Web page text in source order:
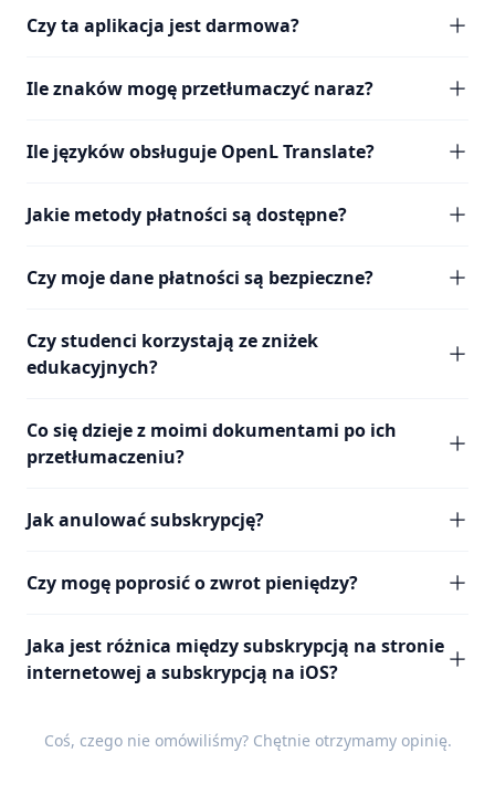
Czy ta aplikacja jest darmowa?
Ile znaków mogę przetłumaczyć naraz?
Ile języków obsługuje OpenL Translate?
Jakie metody płatności są dostępne?
Czy moje dane płatności są bezpieczne?
Czy studenci korzystają ze zniżek
edukacyjnych?
Co się dzieje z moimi dokumentami po ich
przetłumaczeniu?
Jak anulować subskrypcję?
Czy mogę poprosić o zwrot pieniędzy?
Jaka jest różnica między subskrypcją na stronie
internetowej a subskrypcją na iOS?
Coś, czego nie omówiliśmy? Chętnie otrzymamy opinię.